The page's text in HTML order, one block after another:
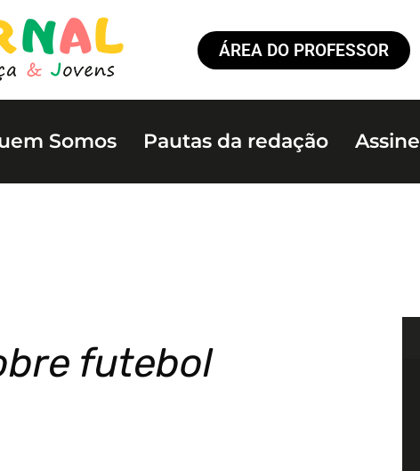
ÁREA DO PROFESSOR
Somos Pautas da redação Assine
futebol